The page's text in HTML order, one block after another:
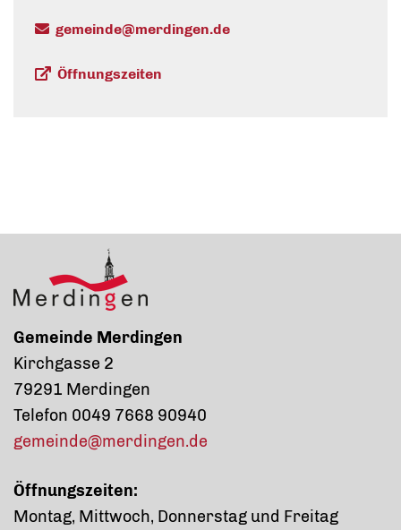
gemeinde@merdingen.de
Öffnungszeiten
Gemeinde Merdingen
Kirchgasse 2
79291 Merdingen
Telefon 0049 7668 90940
gemeinde@merdingen.de
Öffnungszeiten:
Montag, Mittwoch, Donnerstag und Freitag